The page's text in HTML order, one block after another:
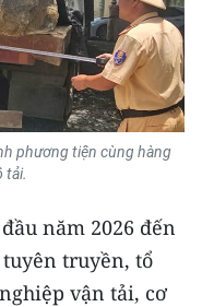
phương tiện cùng hàng
tải.
năm 2026 đến
truyền, tổ
vận tải, cơ